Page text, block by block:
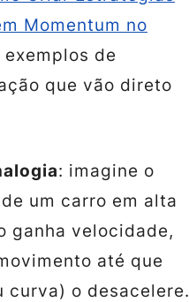
Momentum no
de
que vão direto
: imagine o
um carro em alta
ganha velocidade,
até que
curva) o desacelere.